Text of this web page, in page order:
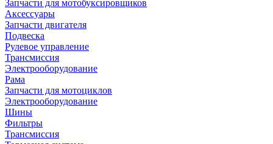
Запчасти для мотобуксировщиков
Аксессуары
Запчасти двигателя
Подвеска
Рулевое управление
Трансмиссия
Электрооборудование
Рама
Запчасти для мотоциклов
Электрооборудование
Шины
Фильтры
Трансмиссия